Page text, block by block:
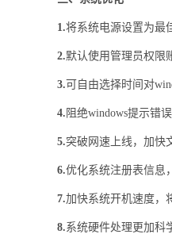
1.将系统电源设置为最
2.默认使用管理员权限
3. 可自由选择时间对
4. 阻绝windows提示错
5.突破网速上线，加快
6.优化系统注册表信息
7.加快系统开机速度，
8.系统硬件处理更加科